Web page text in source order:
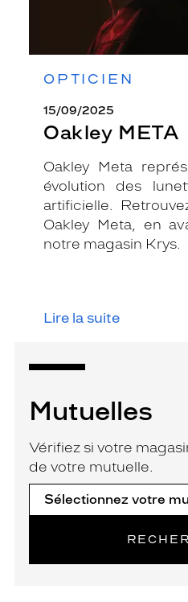
OPTICIEN
15/09/2025
Oakley META
Oakley Meta
évolution des
artificielle.
Oakley Meta, en
notre magasin Krys.
Lire la suite
Mutuelles
Vérifiez si votre
de votre mutuelle.